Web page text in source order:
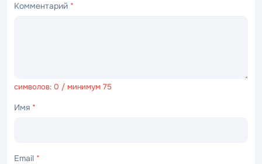
Комментарий *
символов: 0 / минимум 75
Имя *
Email *